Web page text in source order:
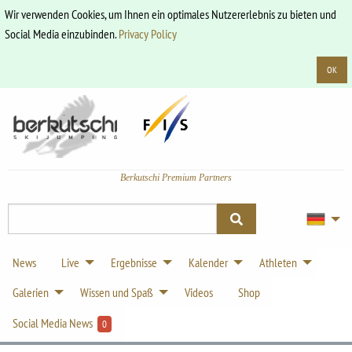
Wir verwenden Cookies, um Ihnen ein optimales Nutzererlebnis zu bieten und
Social Media einzubinden.Privacy Policy
OK
Berkutschi Premium Partners
News Live Ergebnisse Kalender
Athleten
Galerien
Wissen und Spaß Videos
Shop
Social Media News
0